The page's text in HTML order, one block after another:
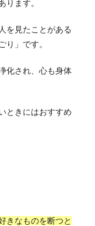
ります。
を見たことがある
り」です。
化され、心も身体
ときにはおすすめ
きなものを断つと